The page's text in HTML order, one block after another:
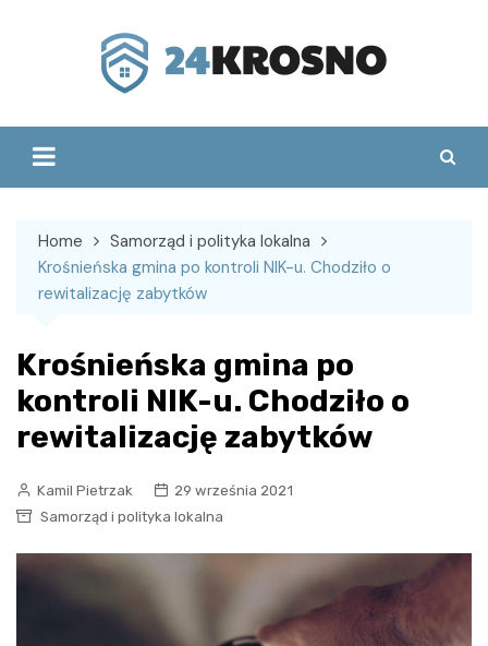
Home
Samorząd i polityka lokalna
Krośnieńska gmina po kontroli NIK-u. Chodziło o
rewitalizację zabytków
Krośnieńska gmina po
kontroli NIK-u. Chodziło o
rewitalizację zabytków
Kamil Pietrzak
29 września 2021
Samorząd i polityka lokalna